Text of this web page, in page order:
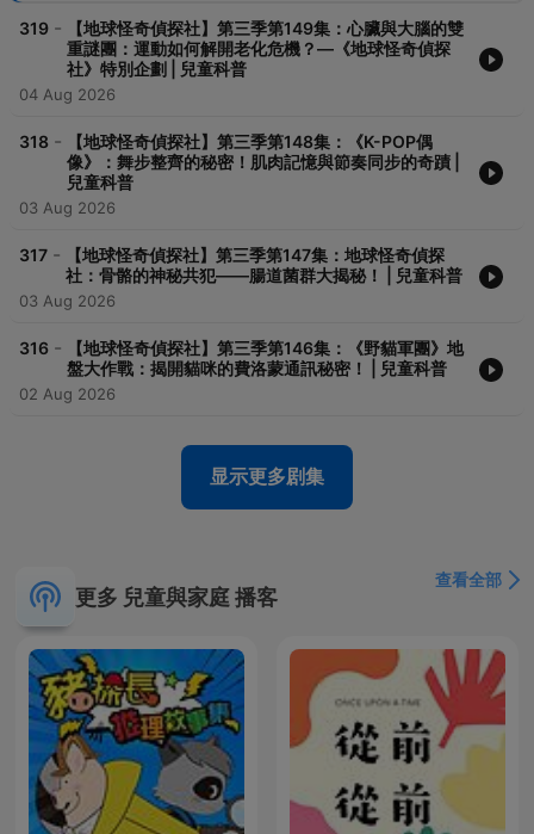
319 -
【地球怪奇偵探社】第三季第149集：心臟與大腦的雙
重謎團：運動如何解開老化危機？—《地球怪奇偵探
社》特別企劃 | 兒童科普
04 Aug 2026
318 -
【地球怪奇偵探社】第三季第148集：《K-POP偶
像》：舞步整齊的秘密！肌肉記憶與節奏同步的奇蹟 |
兒童科普
03 Aug 2026
317 -
【地球怪奇偵探社】第三季第147集：地球怪奇偵探
社：骨骼的神秘共犯——腸道菌群大揭秘！ | 兒童科普
03 Aug 2026
316 -
【地球怪奇偵探社】第三季第146集：《野貓軍團》地
盤大作戰：揭開貓咪的費洛蒙通訊秘密！ | 兒童科普
02 Aug 2026
显示更多剧集
更多 兒童與家庭 播客
查看全部